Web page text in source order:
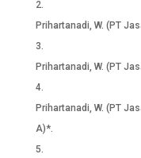
Prihartanadi, W. (PT
Prihartanadi, W. (PT
Prihartanadi, W. (PT
A)*.